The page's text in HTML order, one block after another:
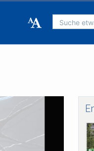
Suche